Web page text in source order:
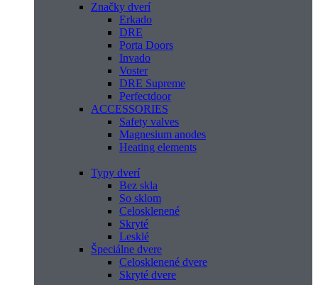
Značky dverí
Erkado
DRE
Porta Doors
Invado
Voster
DRE Supreme
Perfectdoor
ACCESSORIES
Safety valves
Magnesium anodes
Heating elements
Typy dverí
Bez skla
So sklom
Celosklenené
Skryté
Lesklé
Špeciálne dvere
Celosklenené dvere
Skryté dvere